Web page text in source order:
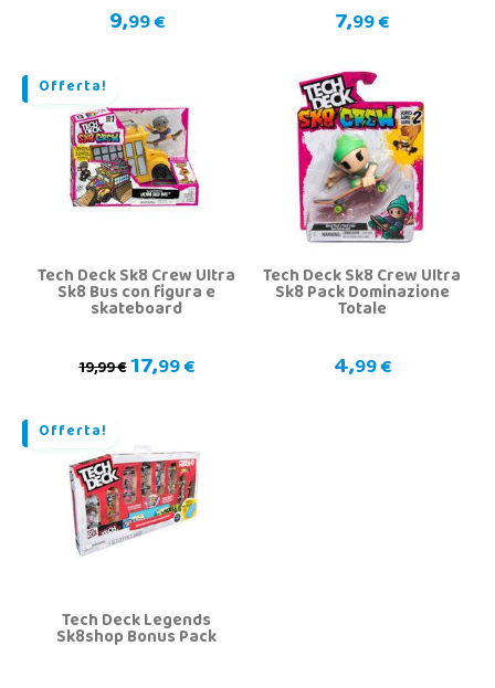
9,99 € 7,99 €
Offerta!
Tech Deck Sk8 Crew Ultra
Sk8 Bus con figura e
skateboard
19,99 €17,99 €
Tech Deck Sk8 Crew Ultra
Sk8 Pack Dominazione
Totale
4,99 €
Offerta!
Tech Deck Legends
Sk8shop Bonus Pack